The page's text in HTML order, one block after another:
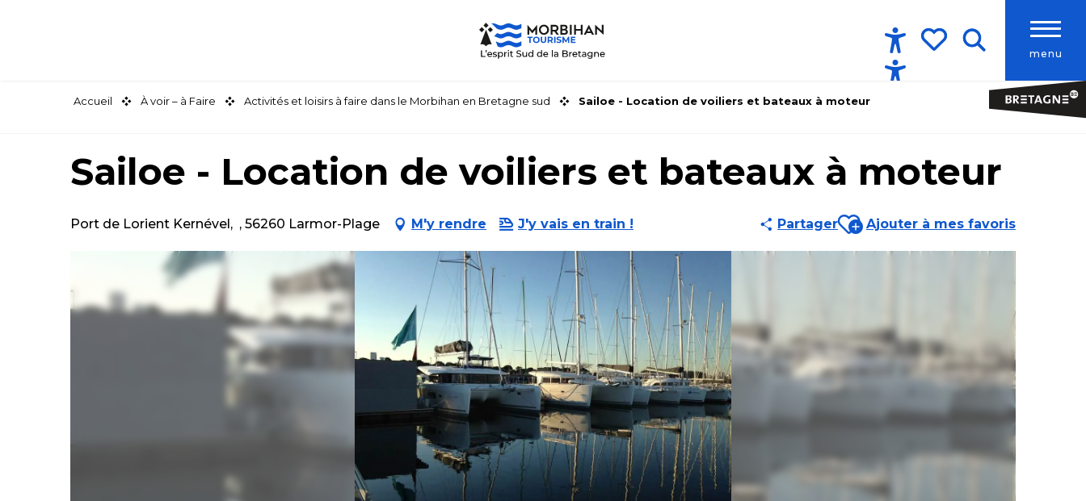
menu
Accessibilité
Accueil À voir – à Faire Activités et loisirs à faire dans le Morbihan en Bretagne sud Sailoe - Location de voiliers et bateaux à moteur
Sailoe - Location de voiliers et bateaux à moteur
Port de Lorient Kernével, , 56260 Larmor-Plage M'y rendre J'y vais en train ! PartagerAjouter aux favoris
Ajouter à mes favoris